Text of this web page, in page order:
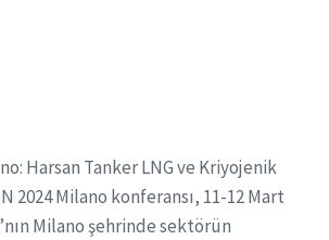
Harsan Tanker LNG ve Kriyojenik
2024 Milano konferansı, 11-12 Mart
Milano şehrinde sektörün